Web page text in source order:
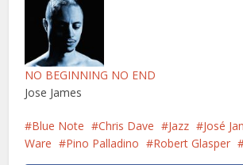
NO BEGINNING NO END
Jose James
Blue Note Chris Dave Jazz José
Ware
Pino Palladino Robert Glasper